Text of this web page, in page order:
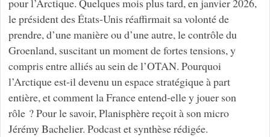
pour l’Arctique. Quelques mois plus tard, en janvier 2026,
le président des États-Unis réaffirmait sa volonté de
prendre, d’une manière ou d’une autre, le contrôle du
Groenland, suscitant un moment de fortes tensions, y
compris entre alliés au sein de l’OTAN. Pourquoi
l’Arctique est-il devenu un espace stratégique à part
entière, et comment la France entend-elle y jouer son
rôle ? Pour le savoir, Planisphère reçoit à son micro
Jérémy Bachelier. Podcast et synthèse rédigée.